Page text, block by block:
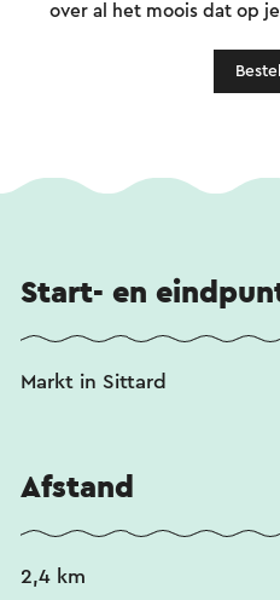
over al het moois dat op
Start- en
Markt in Sittard
Afstand
2,4 km